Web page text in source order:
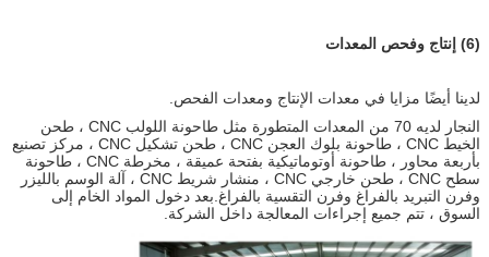
(6) إنتاج وفحص المعدات
لدينا أيضًا مزايا في معدات الإنتاج ومعدات الفحص.
النجار لديه 70 من المعدات المتطورة مثل طاحونة اللولب CNC ، طحن
الخيط CNC ، طاحونة بلوك العجن CNC ، طحن تشكيل CNC ، مركز تصنيع
بأربعة محاور ، طاحونة أوتوماتيكية بفتحة عميقة ، مخرطة CNC ، طاحونة
سطح CNC ، طحن خارجي CNC ، منشار شريط CNC ، آلة الوسم بالليزر
وفرن التبريد بالفراغ وفرن التقسية بالفراغ.بعد دخول المواد الخام إلى
السوق ، تتم جميع إجراءات المعالجة داخل الشركة.